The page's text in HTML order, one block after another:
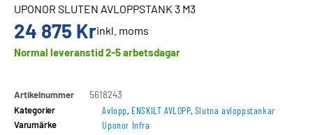
UPONOR SLUTEN AVLOPPSTANK 3 M3
24 875 Krinkl. moms
Normal leveranstid 2-5 arbetsdagar
Artikelnummer
5618243
Kategorier
Avlopp, ENSKILT AVLOPP, Slutna avloppstankar
Varumärke Uponor Infra